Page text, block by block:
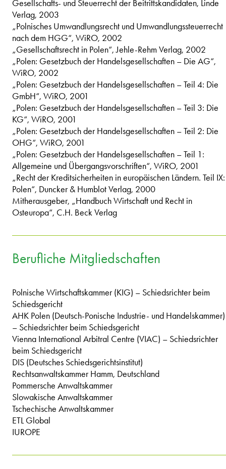
Gesellschafts- und Steuerrecht der Beitrittskandidaten, Linde
Verlag, 2003
„Polnisches Umwandlungsrecht und Umwandlungssteuerrecht
nach dem HGG“, WiRO, 2002
„Gesellschaftsrecht in Polen“, Jehle-Rehm Verlag, 2002
„Polen: Gesetzbuch der Handelsgesellschaften – Die AG“,
WiRO, 2002
„Polen: Gesetzbuch der Handelsgesellschaften – Teil 4: Die
GmbH“, WiRO, 2001
„Polen: Gesetzbuch der Handelsgesellschaften – Teil 3: Die
KG“, WiRO, 2001
„Polen: Gesetzbuch der Handelsgesellschaften – Teil 2: Die
OHG“, WiRO, 2001
„Polen: Gesetzbuch der Handelsgesellschaften – Teil 1:
Allgemeine und Übergangsvorschriften“, WiRO, 2001
„Recht der Kreditsicherheiten in europäischen Ländern. Teil IX:
Polen“, Duncker & Humblot Verlag, 2000
Mitherausgeber, „Handbuch Wirtschaft und Recht in
Osteuropa“, C.H. Beck Verlag
Berufliche Mitgliedschaften
Polnische Wirtschaftskammer (KIG) – Schiedsrichter beim
Schiedsgericht
AHK Polen (Deutsch-Ponische Industrie- und Handelskammer)
– Schiedsrichter beim Schiedsgericht
Vienna International Arbitral Centre (VIAC) – Schiedsrichter
beim Schiedsgericht
DIS (Deutsches Schiedsgerichtsinstitut)
Rechtsanwaltskammer Hamm, Deutschland
Pommersche Anwaltskammer
Slowakische Anwaltskammer
Tschechische Anwaltskammer
ETL Global
IUROPE